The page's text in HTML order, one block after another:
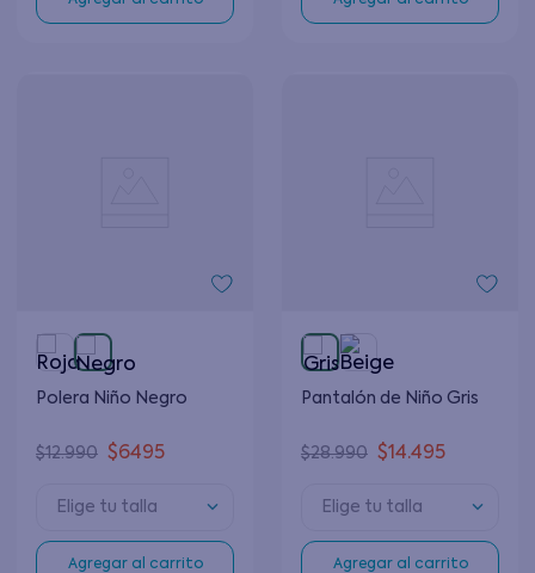
Polera Niño Negro
$12.990 $6495
Elige tu talla
Agregar al carrito
Pantalón de Niño Gris
$28.990 $14.495
Elige tu talla
Agregar al carrito